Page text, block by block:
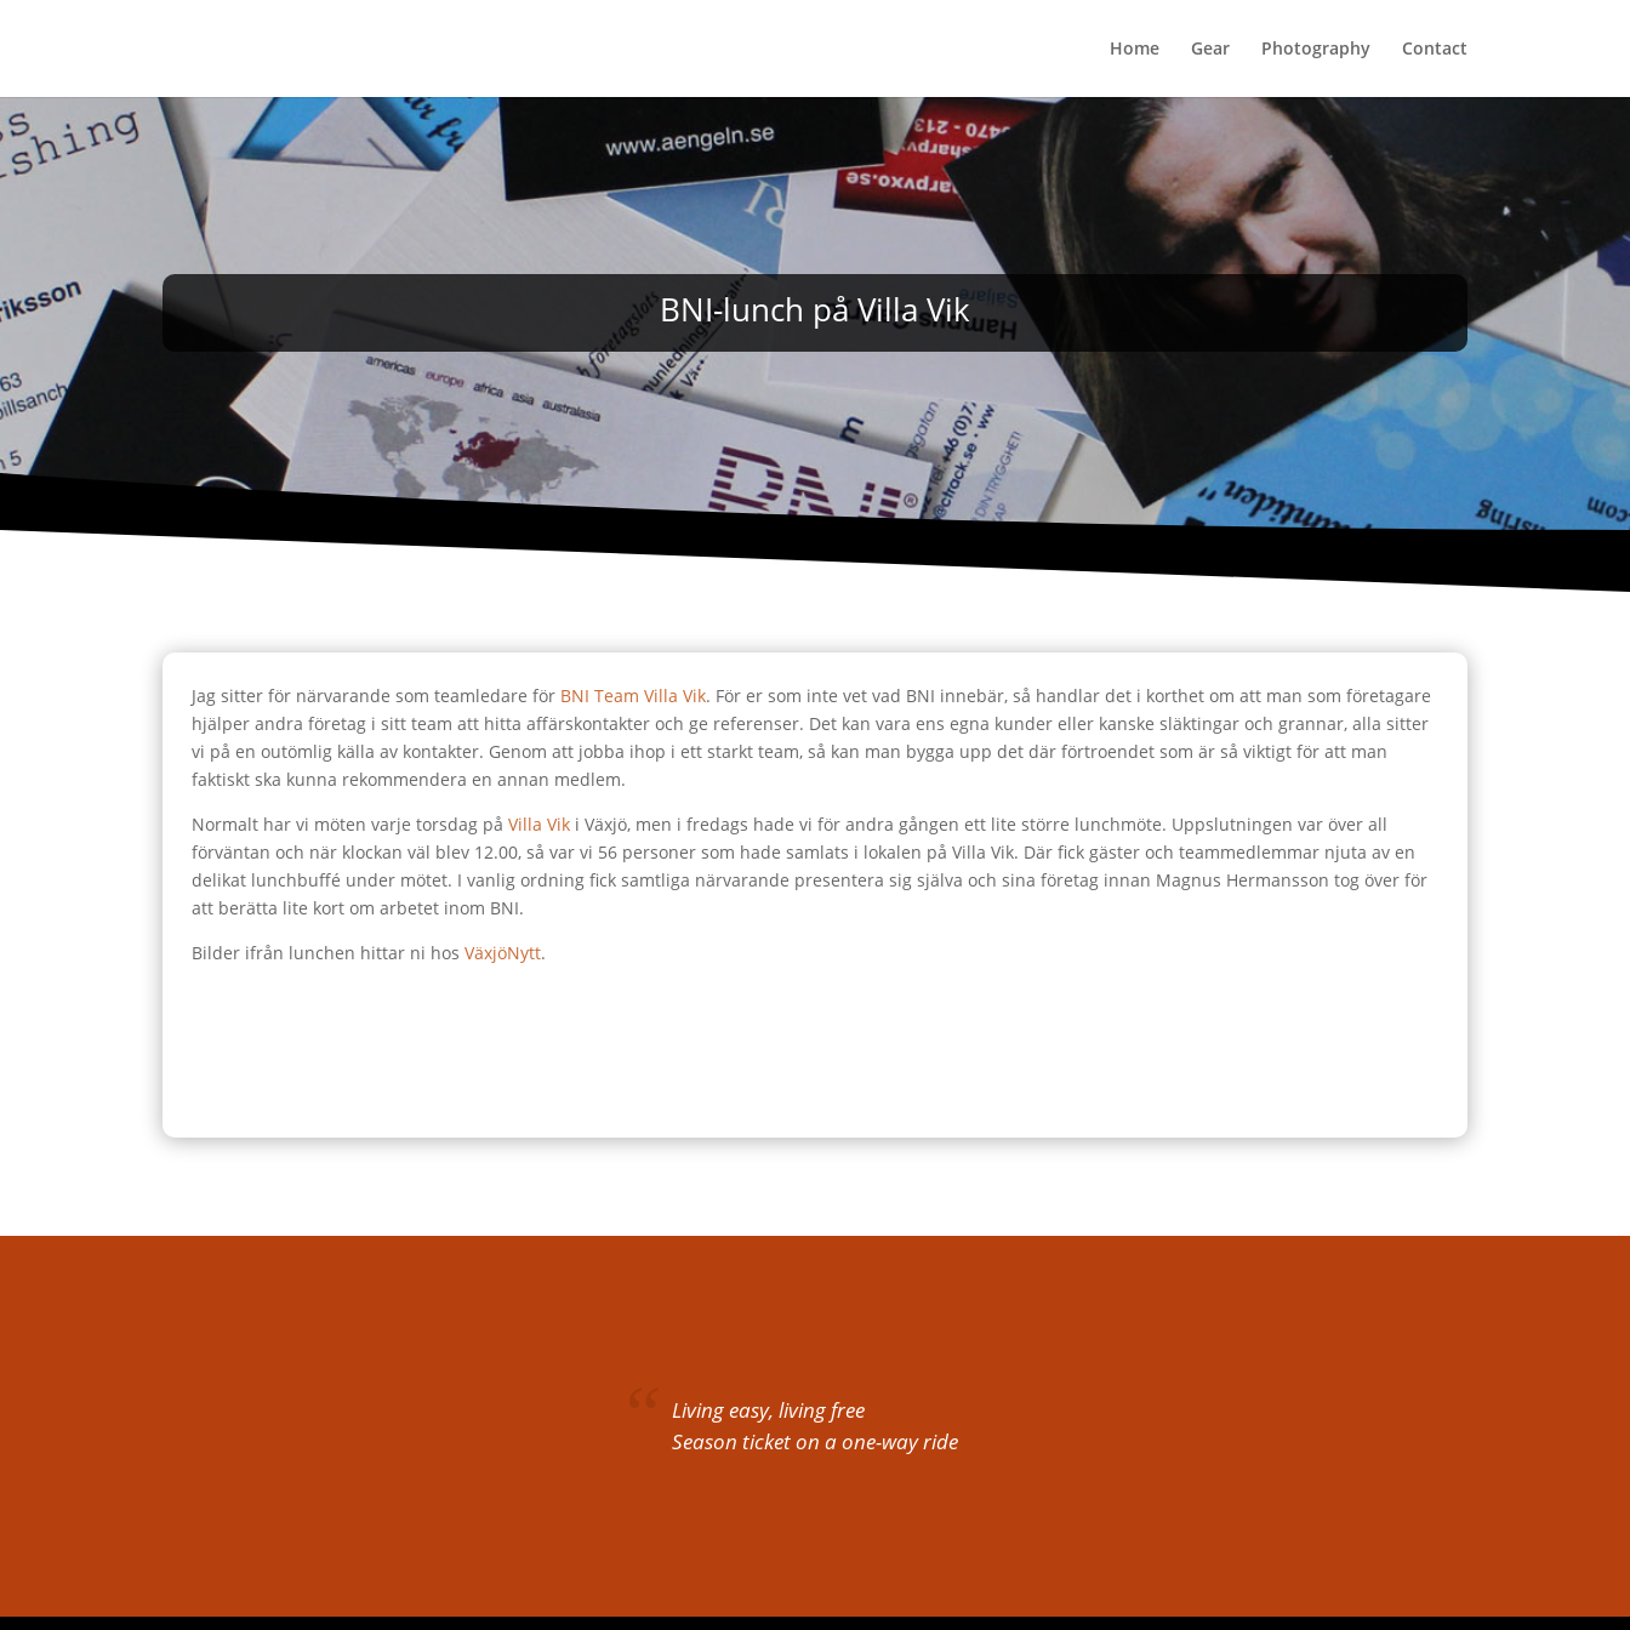
Home Gear Photography Contact
BNI-lunch på Villa Vik
Jag sitter för närvarande som teamledare för BNI Team Villa Vik. För er som inte vet vad BNI innebär, så handlar det i korthet om att man som företagare
hjälper andra företag i sitt team att hitta affärskontakter och ge referenser. Det kan vara ens egna kunder eller kanske släktingar och grannar, alla sitter
vi på en outömlig källa av kontakter. Genom att jobba ihop i ett starkt team, så kan man bygga upp det där förtroendet som är så viktigt för att man
faktiskt ska kunna rekommendera en annan medlem.
Normalt har vi möten varje torsdag påVilla Vik i Växjö, men i fredags hade vi för andra gången ett lite större lunchmöte. Uppslutningen var över all
förväntan och när klockan väl blev 12.00, så var vi 56 personer som hade samlats i lokalen på Villa Vik. Där fick gäster och teammedlemmar njuta av en
delikat lunchbuffé under mötet. I vanlig ordning fick samtliga närvarande presentera sig själva och sina företag innan Magnus Hermansson tog över för
att berätta lite kort om arbetet inom BNI.
Bilder ifrån lunchen hittar ni hosVäxjöNytt.
Living easy, living free
Season ticket on a one-way ride